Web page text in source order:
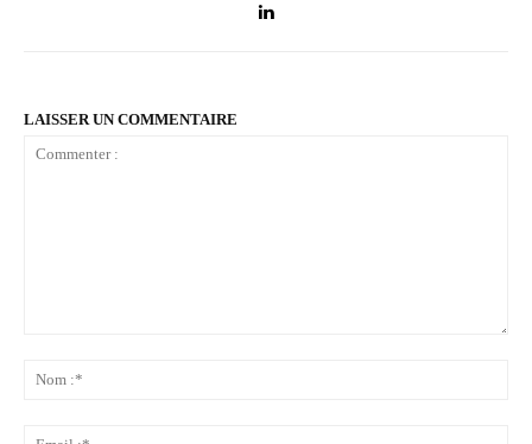
LAISSER UN COMMENTAIRE